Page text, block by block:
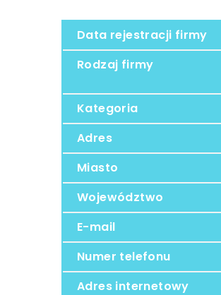
Data rejestracji firmy
Rodzaj firmy
Kategoria
Adres
Miasto
Województwo
E-mail
Numer telefonu
Adres internetowy